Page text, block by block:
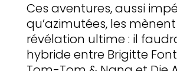
Ces aventures, aussi
qu’azimutées, les
révélation ultime : il
hybride entre Brigitte